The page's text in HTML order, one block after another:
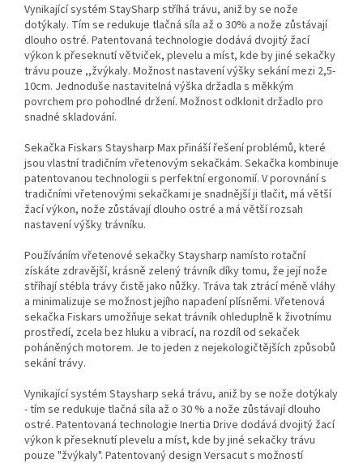
Vynikající systém StaySharp stříhá trávu, aniž by se nože
dotýkaly. Tím se redukuje tlačná síla až o 30% a nože zůstávají
dlouho ostré. Patentovaná technologie dodává dvojitý žací
výkon k přeseknutí větviček, plevelu a míst, kde by jiné sekačky
trávu pouze ,,žvýkaly. Možnost nastavení výšky sekání mezi 2,5-
10cm. Jednoduše nastavitelná výška držadla s měkkým
povrchem pro pohodlné držení. Možnost odklonit držadlo pro
snadné skladování.
Sekačka Fiskars Staysharp Max přináší řešení problémů, které
jsou vlastní tradičním vřetenovým sekačkám. Sekačka kombinuje
patentovanou technologii s perfektní ergonomií. V porovnání s
tradičními vřetenovými sekačkami je snadnější ji tlačit, má větší
žací výkon, nože zůstávají dlouho ostré a má větší rozsah
nastavení výšky trávníku.
Používáním vřetenové sekačky Staysharp namísto rotační
získáte zdravější, krásně zelený trávník díky tomu, že její nože
stříhají stébla trávy čistě jako nůžky. Tráva tak ztrácí méně vláhy
a minimalizuje se možnost jejího napadení plísněmi. Vřetenová
sekačka Fiskars umožňuje sekat trávník ohleduplně k životnímu
prostředí, zcela bez hluku a vibrací, na rozdíl od sekaček
poháněných motorem. Je to jeden z nejekologičtějších způsobů
sekání trávy.
Vynikající systém Staysharp seká trávu, aniž by se nože dotýkaly
- tím se redukuje tlačná síla až o 30 % a nože zůstávají dlouho
ostré. Patentovaná technologie Inertia Drive dodává dvojitý žací
výkon k přeseknutí plevelu a míst, kde by jiné sekačky trávu
pouze "žvýkaly". Patentovaný design Versacut s možností